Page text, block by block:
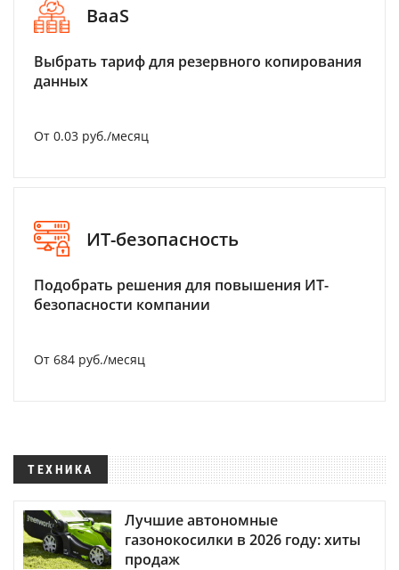
BaaS
Выбрать тариф для резервного копирования
данных
От 0.03 руб./месяц
ИТ-безопасность
Подобрать решения для повышения ИТ-
безопасности компании
От 684 руб./месяц
ТЕХНИКА
Лучшие автономные
газонокосилки в 2026 году: хиты
продаж